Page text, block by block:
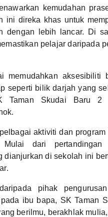
kemudahan
ini direka khas untuk
dengan lebih lancar. Di
pelajar daripada
memudahkan
seperti bilik darjah yang
Taman Skudai Baru 2
aktiviti dan
dari pertandingan
dianjurkan di sekolah ini
pihak
ibu bapa, SK Taman
berilmu, berakhlak